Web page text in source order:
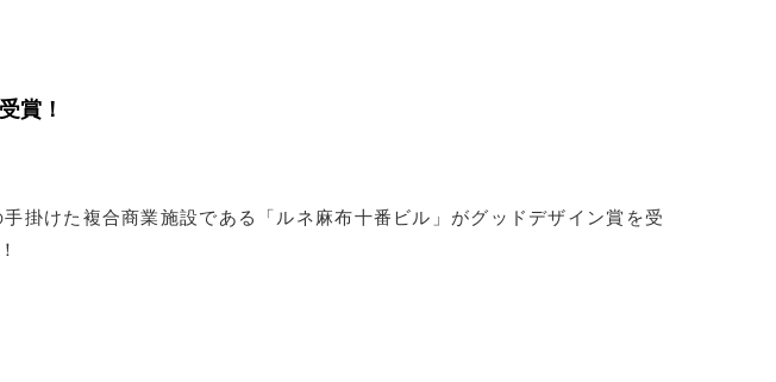
賞！
掛けた複合商業施設である「ルネ麻布十番ビル」がグッドデザイン賞を受